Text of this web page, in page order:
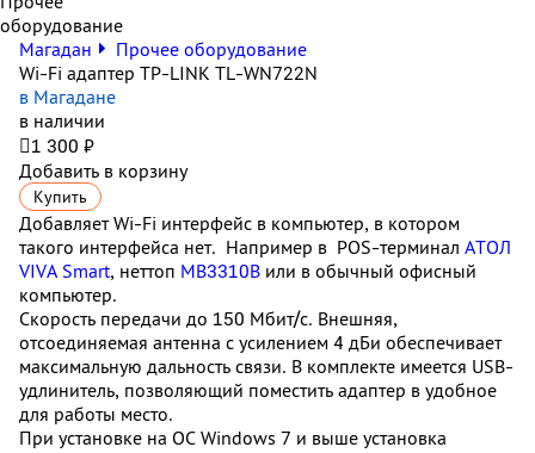
оборудование
Магадан
Прочее оборудование
Wi-Fi адаптер TP-LINK TL-WN722N
в Магадане
в наличии
1 300 ₽
Добавить в корзину
Купить
Добавляет Wi-Fi интерфейс в компьютер, в котором
такого интерфейса нет. Например в POS-терминал АТОЛ
VIVA Smart, неттоп MB3310B или в обычный офисный
компьютер.
Скорость передачи до 150 Мбит/с. Внешняя,
отсоединяемая антенна с усилением 4 дБи обеспечивает
максимальную дальность связи. В комплекте имеется USB-
удлинитель, позволяющий поместить адаптер в удобное
для работы место.
При установке на ОС Windows 7 и выше установка